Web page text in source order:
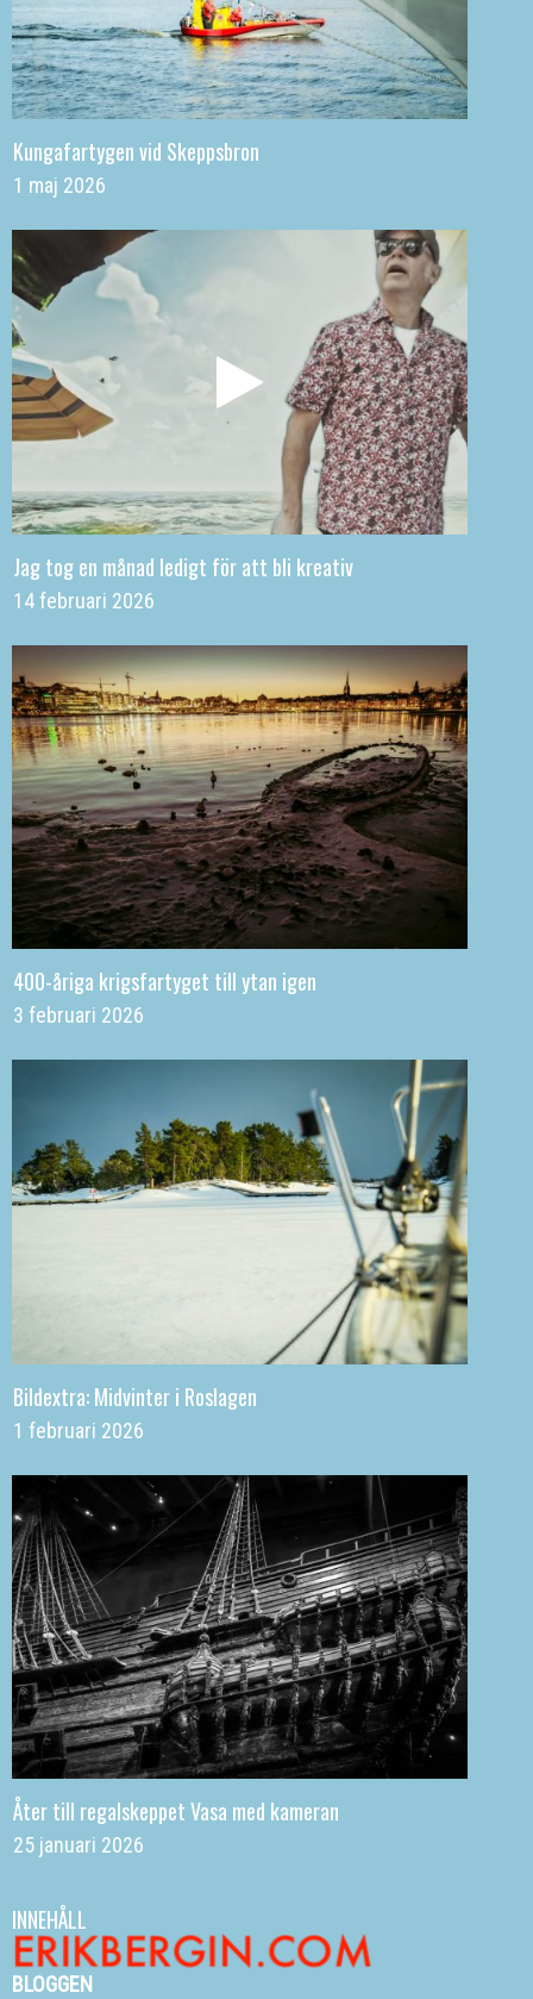
Kungafartygen vid Skeppsbron
1 maj 2026
Jag tog en månad ledigt för att bli kreativ
14 februari 2026
400-åriga krigsfartyget till ytan igen
3 februari 2026
Bildextra: Midvinter i Roslagen
1 februari 2026
Åter till regalskeppet Vasa med kameran
25 januari 2026
INNEHÅLL
BLOGGEN